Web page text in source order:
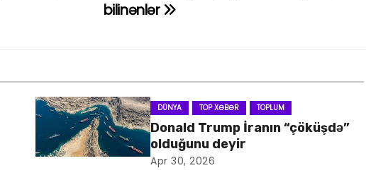
bilinənlər
DÜNYA TOP XƏBƏR TOPLUM
Donald Trump İranın “çöküşdə”
olduğunu deyir
Apr 30, 2026